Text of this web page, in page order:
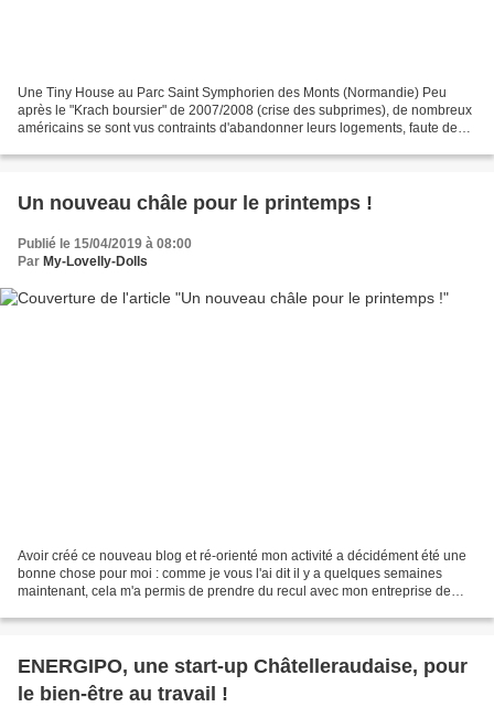
Une Tiny House au Parc Saint Symphorien des Monts (Normandie) Peu
après le "Krach boursier" de 2007/2008 (crise des subprimes), de nombreux
américains se sont vus contraints d'abandonner leurs logements, faute de
Un nouveau châle pour le printemps !
Publié le 15/04/2019 à 08:00
Par My-Lovelly-Dolls
Avoir créé ce nouveau blog et ré-orienté mon activité a décidément été une
bonne chose pour moi : comme je vous l'ai dit il y a quelques semaines
maintenant, cela m'a permis de prendre du recul avec mon entreprise de
ENERGIPO, une start-up Châtelleraudaise, pour
le bien-être au travail !